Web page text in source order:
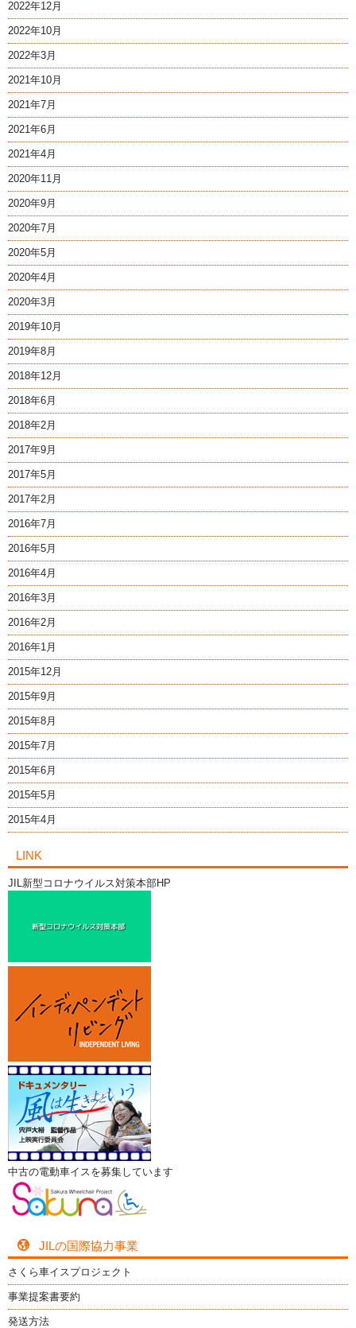
2022年12月
2022年10月
2022年3月
2021年10月
2021年7月
2021年6月
2021年4月
2020年11月
2020年9月
2020年7月
2020年5月
2020年4月
2020年3月
2019年10月
2019年8月
2018年12月
2018年6月
2018年2月
2017年9月
2017年5月
2017年2月
2016年7月
2016年5月
2016年4月
2016年3月
2016年2月
2016年1月
2015年12月
2015年9月
2015年8月
2015年7月
2015年6月
2015年5月
2015年4月
LINK
JIL新型コロナウイルス対策本部HP
中古の電動車イスを募集しています
JILの国際協力事業
さくら車イスプロジェクト
事業提案書要約
発送方法